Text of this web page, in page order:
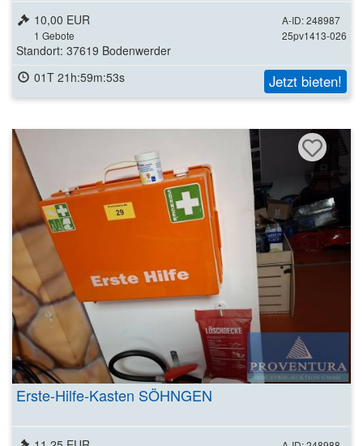
A-ID: 248987
25pv1413-026
10,00 EUR
1 Gebote
Standort: 37619 Bodenwerder
01T 21h:59m:51s
Jetzt bieten!
Erste-Hilfe-Kasten SÖHNGEN